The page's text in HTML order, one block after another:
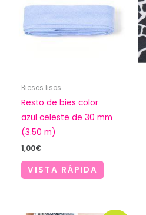
Bieses lisos
Resto de bies color
azul celeste de 30 mm
(3.50 m)
1,00€
VISTA RÁPIDA